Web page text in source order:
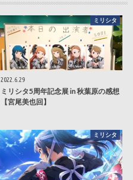
ミリシタ
2022.6.29
ミリシタ5周年記念展 in 秋葉原の感想
【宮尾美也回】
ミリシタ